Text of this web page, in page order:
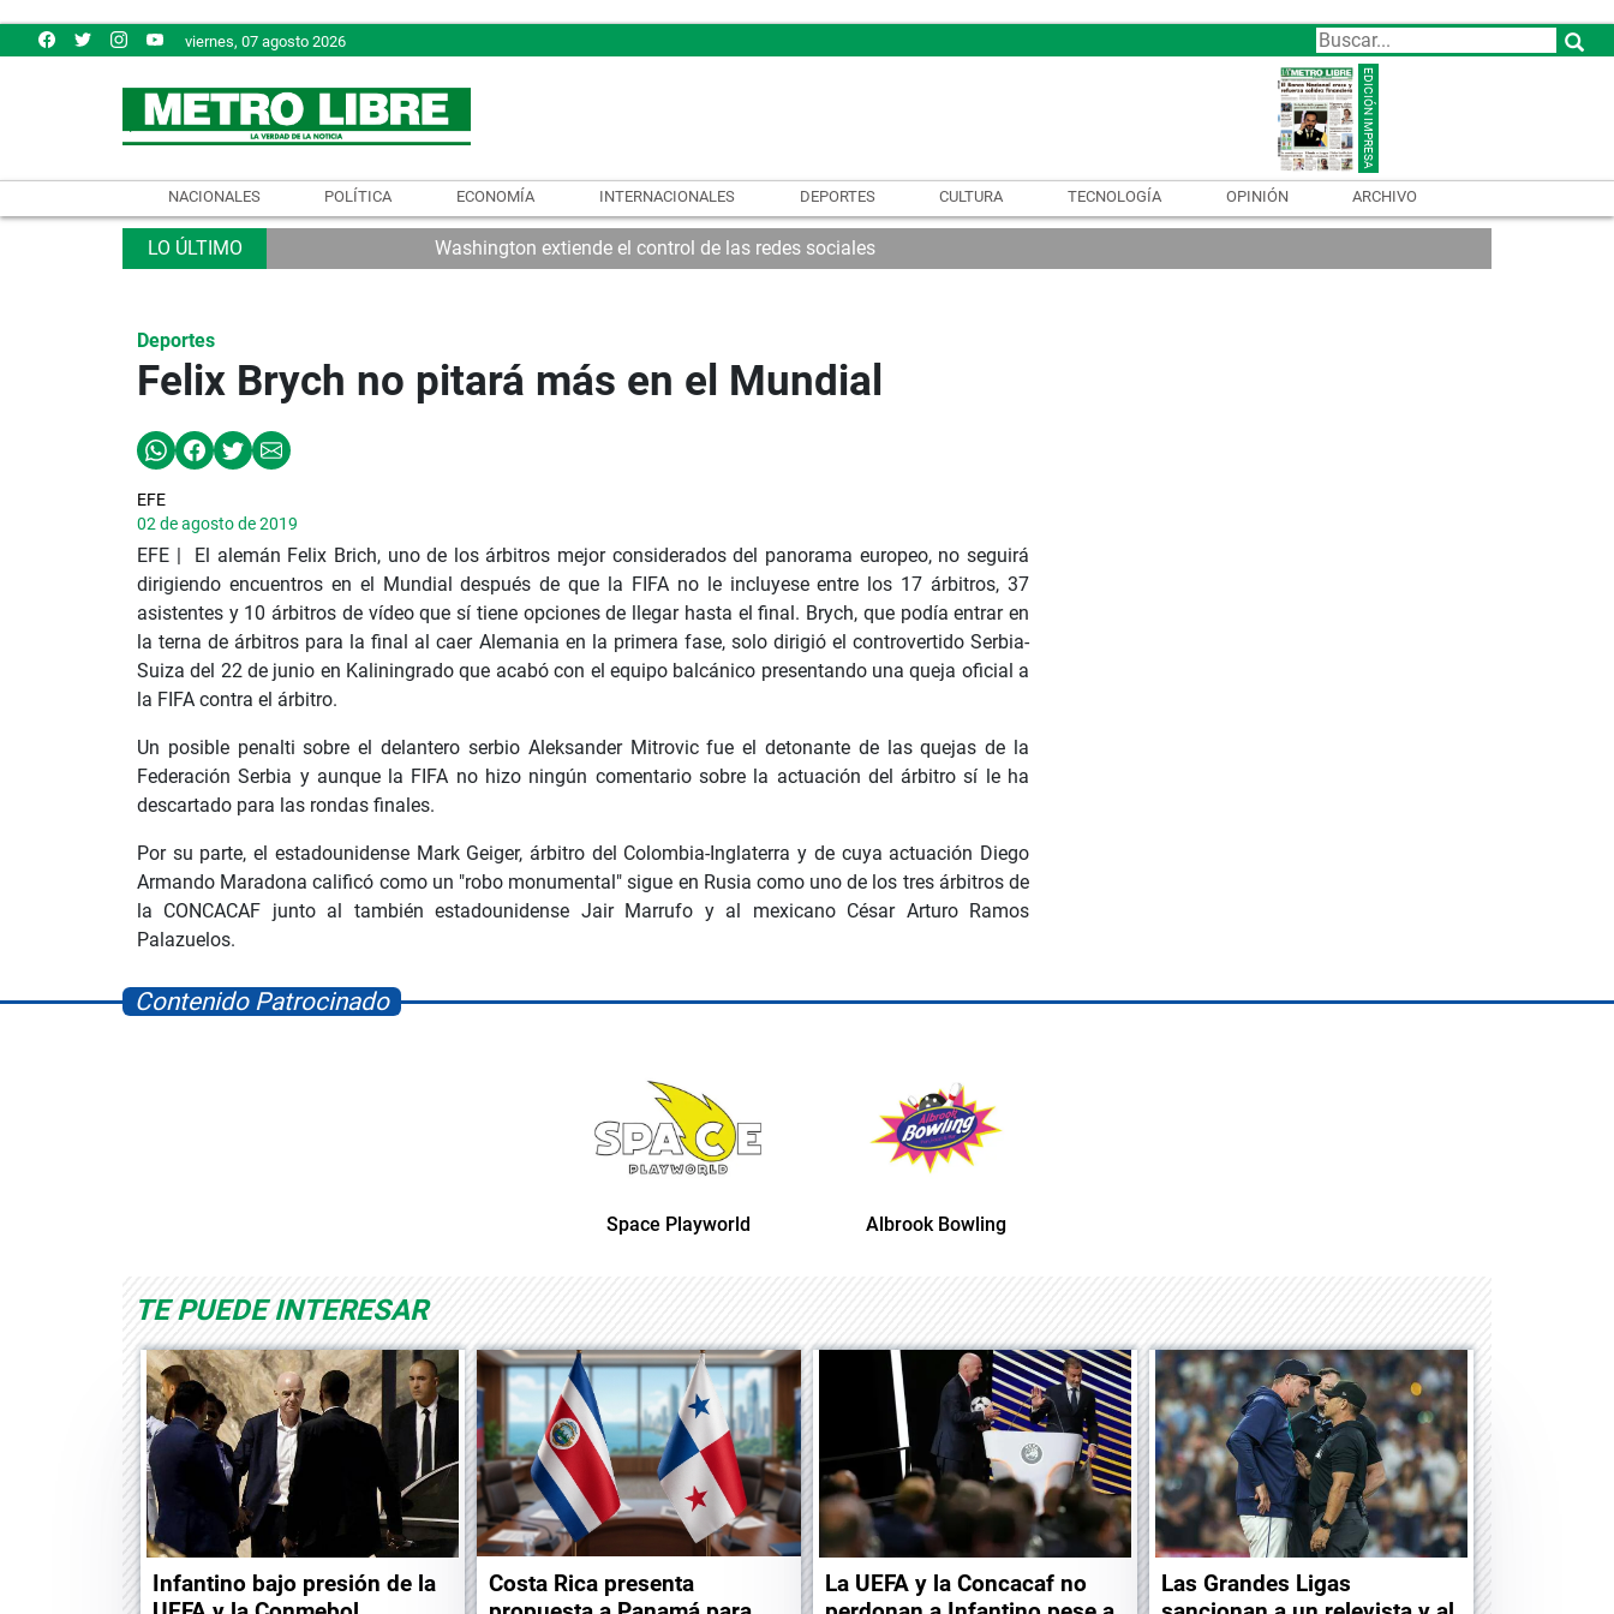
viernes, 07 agosto 2026
NACIONALES POLÍTICA ECONOMÍA INTERNACIONALES DEPORTES CULTURA TECNOLOGÍA OPINIÓN ARCHIVO
Washington extiende el control de las redes sociales
Deportes
Felix Brych no pitará más en el Mundial
EFE
02 de agosto de 2019
EFE | El alemán Felix Brich, uno de los árbitros mejor considerados del panorama europeo, no seguirá
dirigiendo encuentros en el Mundial después de que la FIFA no le incluyese entre los 17 árbitros, 37
asistentes y 10 árbitros de vídeo que sí tiene opciones de llegar hasta el final. Brych, que podía entrar en
la terna de árbitros para la final al caer Alemania en la primera fase, solo dirigió el controvertido Serbia-
Suiza del 22 de junio en Kaliningrado que acabó con el equipo balcánico presentando una queja oficial a
la FIFA contra el árbitro.
Un posible penalti sobre el delantero serbio Aleksander Mitrovic fue el detonante de las quejas de la
Federación Serbia y aunque la FIFA no hizo ningún comentario sobre la actuación del árbitro sí le ha
descartado para las rondas finales.
Por su parte, el estadounidense Mark Geiger, árbitro del Colombia-Inglaterra y de cuya actuación Diego
Armando Maradona calificó como un "robo monumental" sigue en Rusia como uno de los tres árbitros de
la CONCACAF junto al también estadounidense Jair Marrufo y al mexicano César Arturo Ramos
Palazuelos.
Contenido Patrocinado
Space Playworld Albrook Bowling
TE PUEDE INTERESAR
Infantino bajo presión de la
Costa Rica presenta
La UEFA y la Concacaf no
Las Grandes Ligas